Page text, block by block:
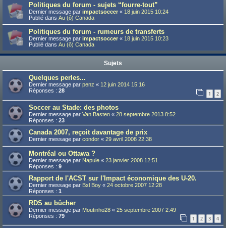
Politiques du forum - sujets “fourre-tout”
Dernier message par impactsoccer « 18 juin 2015 10:24
Publié dans Au (ô) Canada
Politiques du forum - rumeurs de transferts
Dernier message par impactsoccer « 18 juin 2015 10:23
Publié dans Au (ô) Canada
Sujets
Quelques perles...
Dernier message par penz « 12 juin 2014 15:16
Réponses : 28 1 2
Soccer au Stade: des photos
Dernier message par Van Basten « 28 septembre 2013 8:52
Réponses : 23
Canada 2007, reçoit davantage de prix
Dernier message par condor « 29 avril 2008 22:38
Montréal ou Ottawa ?
Dernier message par Napule « 23 janvier 2008 12:51
Réponses : 9
Rapport de l'ACST sur l'Impact économique des U-20.
Dernier message par Bxl Boy « 24 octobre 2007 12:28
Réponses : 1
RDS au bûcher
Dernier message par Moutinho28 « 25 septembre 2007 2:49
Réponses : 79 1 2 3 4